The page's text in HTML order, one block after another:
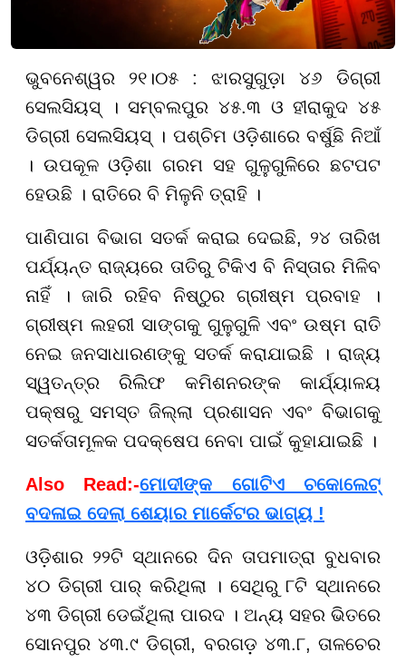
ଭୁବନେଶ୍ୱର ୨୧।୦୫ : ଝାରସୁଗୁଡ଼ା ୪୬ ଡିଗ୍ରୀ
ସେଲସିୟସ୍ । ସମ୍ବଲପୁର ୪୫.୩ ଓ ହୀରାକୁଦ ୪୫
ଡିଗ୍ରୀ ସେଲସିୟସ୍ । ପଶ୍ଚିମ ଓଡ଼ିଶାରେ ବର୍ଷୁଛି ନିଆଁ
। ଉପକୂଳ ଓଡ଼ିଶା ଗରମ ସହ ଗୁଳୁଗୁଳିରେ ଛଟପଟ
ହେଉଛି । ରାତିରେ ବି ମିଳୁନି ତ୍ରାହି ।
ପାଣିପାଗ ବିଭାଗ ସତର୍କ କରାଇ ଦେଇଛି, ୨୪ ତାରିଖ
ପର୍ଯ୍ୟନ୍ତ ରାଜ୍ୟରେ ତାତିରୁ ଟିକିଏ ବି ନିସ୍ତାର ମିଳିବ
ନାହିଁ । ଜାରି ରହିବ ନିଷ୍ଠୁର ଗ୍ରୀଷ୍ମ ପ୍ରବାହ ।
ଗ୍ରୀଷ୍ମ ଲହରୀ ସାଙ୍ଗକୁ ଗୁଳୁଗୁଳି ଏବଂ ଉଷ୍ମ ରାତି
ନେଇ ଜନସାଧାରଣଙ୍କୁ ସତର୍କ କରାଯାଇଛି । ରାଜ୍ୟ
ସ୍ୱତନ୍ତ୍ର ରିଲିଫ କମିଶନରଙ୍କ କାର୍ଯ୍ୟାଳୟ
ପକ୍ଷରୁ ସମସ୍ତ ଜିଲ୍ଲା ପ୍ରଶାସନ ଏବଂ ବିଭାଗକୁ
ସତର୍କତାମୂଳକ ପଦକ୍ଷେପ ନେବା ପାଇଁ କୁହାଯାଇଛି ।
Also Read:-ମୋଦୀଙ୍କ ଗୋଟିଏ ଚକୋଲେଟ୍
ବଦଳାଇ ଦେଲା ଶେୟାର ମାର୍କେଟର ଭାଗ୍ୟ !
ଓଡ଼ିଶାର ୨୨ଟି ସ୍ଥାନରେ ଦିନ ତାପମାତ୍ରା ବୁଧବାର
୪୦ ଡିଗ୍ରୀ ପାର୍ କରିଥିଲା । ସେଥିରୁ ୮ଟି ସ୍ଥାନରେ
୪୩ ଡିଗ୍ରୀ ଡେଇଁଥିଲା ପାରଦ । ଅନ୍ୟ ସହର ଭିତରେ
ସୋନପୁର ୪୩.୯ ଡିଗ୍ରୀ, ବରଗଡ଼ ୪୩.୮, ତାଳଚେର